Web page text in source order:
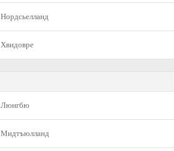
Нордсьелланд
Хвидовре
Люнгбю
Мидтъюлланд